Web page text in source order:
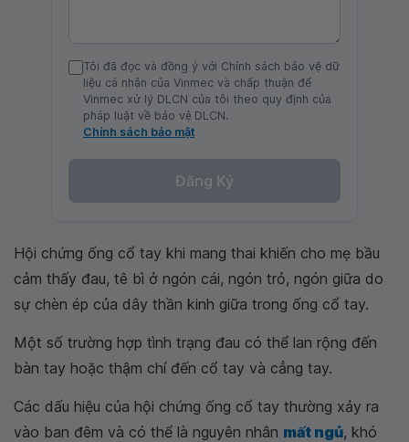
Tôi đã đọc và đồng ý với Chính sách bảo vệ dữ
liệu cá nhân của Vinmec và chấp thuận để
Vinmec xử lý DLCN của tôi theo quy định của
pháp luật về bảo vệ DLCN.
Chính sách bảo mật
Đăng Ký
Hội chứng ống cổ tay khi mang thai khiến cho mẹ bầu
cảm thấy đau, tê bì ở ngón cái, ngón trỏ, ngón giữa do
sự chèn ép của dây thần kinh giữa trong ống cổ tay.
Một số trường hợp tình trạng đau có thể lan rộng đến
bàn tay hoặc thậm chí đến cổ tay và cẳng tay.
Các dấu hiệu của hội chứng ống cổ tay thường xảy ra
vào ban đêm và có thể là nguyên nhân mất ngủ, khó